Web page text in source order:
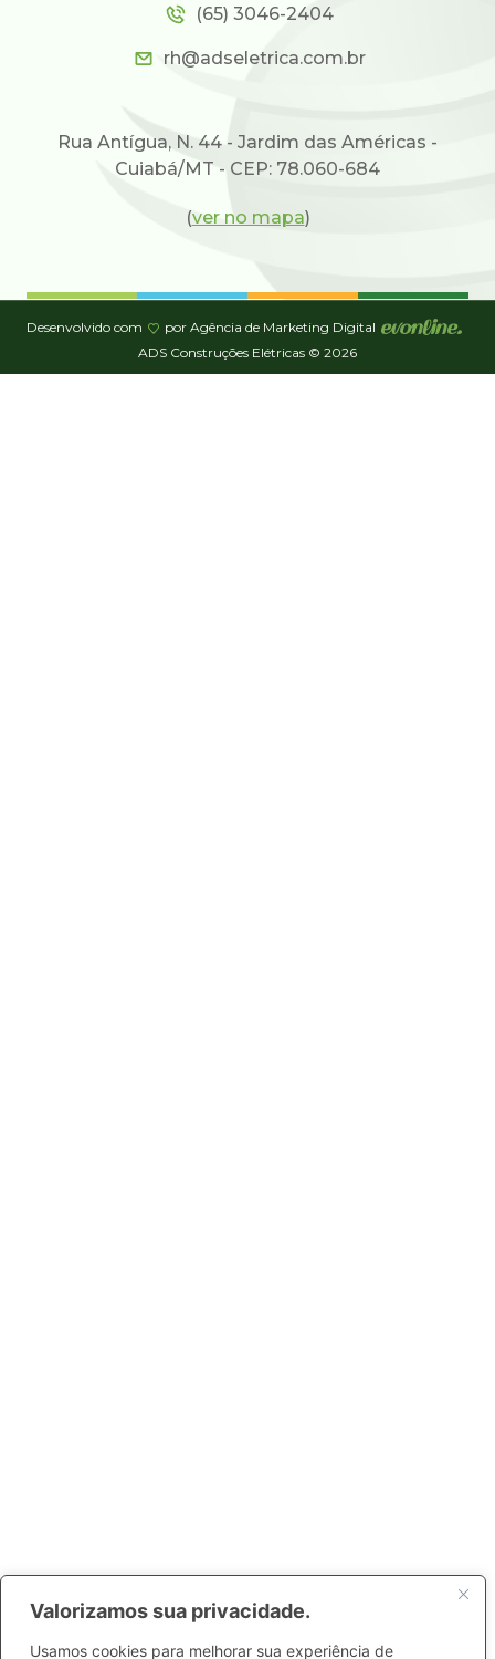
Valorizamos sua privacidade.
Usamos cookies para melhorar sua experiência de
(65) 3046-2404
rh@adseletrica.com.br
Rua Antígua, N. 44 - Jardim das Américas -
Cuiabá/MT - CEP: 78.060-684
(ver no mapa)
Desenvolvido com
por Agência de Marketing Digital
ADS Construções Elétricas © 2026